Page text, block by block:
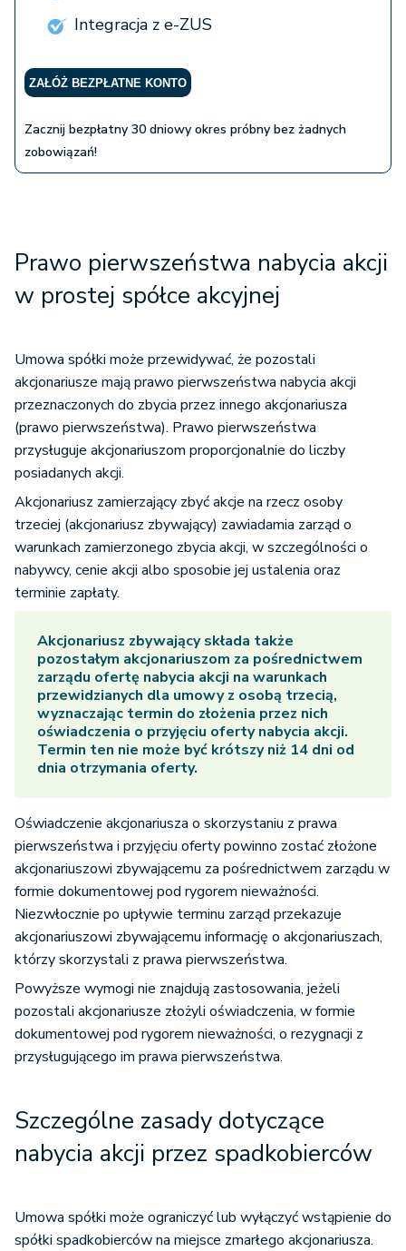
Integracja z e-ZUS
ZAŁÓŻ BEZPŁATNE KONTO
Zacznij bezpłatny 30 dniowy okres próbny bez żadnych
zobowiązań!
Prawo pierwszeństwa nabycia akcji
w prostej spółce akcyjnej
Umowa spółki może przewidywać, że pozostali
akcjonariusze mają prawo pierwszeństwa nabycia akcji
przeznaczonych do zbycia przez innego akcjonariusza
(prawo pierwszeństwa). Prawo pierwszeństwa
przysługuje akcjonariuszom proporcjonalnie do liczby
posiadanych akcji.
Akcjonariusz zamierzający zbyć akcje na rzecz osoby
trzeciej (akcjonariusz zbywający) zawiadamia zarząd o
warunkach zamierzonego zbycia akcji, w szczególności o
nabywcy, cenie akcji albo sposobie jej ustalenia oraz
terminie zapłaty.
Akcjonariusz zbywający składa także
pozostałym akcjonariuszom za pośrednictwem
zarządu ofertę nabycia akcji na warunkach
przewidzianych dla umowy z osobą trzecią,
wyznaczając termin do złożenia przez nich
oświadczenia o przyjęciu oferty nabycia akcji.
Termin ten nie może być krótszy niż 14 dni od
dnia otrzymania oferty.
Oświadczenie akcjonariusza o skorzystaniu z prawa
pierwszeństwa i przyjęciu oferty powinno zostać złożone
akcjonariuszowi zbywającemu za pośrednictwem zarządu w
formie dokumentowej pod rygorem nieważności.
Niezwłocznie po upływie terminu zarząd przekazuje
akcjonariuszowi zbywającemu informację o akcjonariuszach,
którzy skorzystali z prawa pierwszeństwa.
Powyższe wymogi nie znajdują zastosowania, jeżeli
pozostali akcjonariusze złożyli oświadczenia, w formie
dokumentowej pod rygorem nieważności, o rezygnacji z
przysługującego im prawa pierwszeństwa.
Szczególne zasady dotyczące
nabycia akcji przez spadkobierców
Umowa spółki może ograniczyć lub wyłączyć wstąpienie do
spółki spadkobierców na miejsce zmarłego akcjonariusza.